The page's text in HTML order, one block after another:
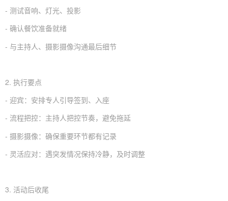
- 测试音响、灯光、投影
- 确认餐饮准备就绪
- 与主持人、摄影摄像沟通最后细节
2. 执行要点
- 迎宾：安排专人引导签到、入座
- 流程把控：主持人把控节奏，避免拖延
- 摄影摄像：确保重要环节都有记录
- 灵活应对：遇突发情况保持冷静，及时调整
3. 活动后收尾